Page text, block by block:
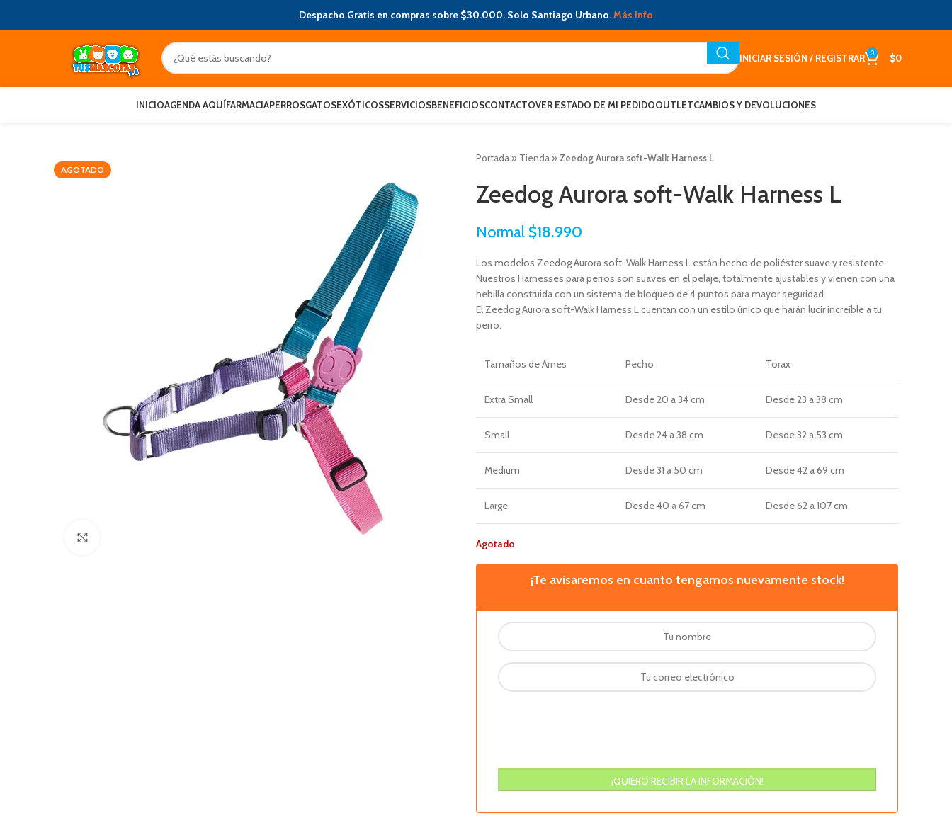
Despacho Gratis en compras sobre $30.000. Solo Santiago Urbano.Más Info
INICIAR SESIÓN / REGISTRAR 0 $0
INICIOAGENDA AQUÍFARMACIAPERROSGATOSEXÓTICOSSERVICIOSBENEFICIOSCONTACTOVER ESTADO DE MI PEDIDOOUTLETCAMBIOS Y DEVOLUCIONES
AGOTADO
Portada » Tienda » Zeedog Aurora soft-Walk Harness L
Zeedog Aurora soft-Walk Harness L
Normal $18.990
Los modelos Zeedog Aurora soft-Walk Harness L están hecho de poliéster suave y resistente.
Nuestros Harnesses para perros son suaves en el pelaje, totalmente ajustables y vienen con una
hebilla construida con un sistema de bloqueo de 4 puntos para mayor seguridad.
El Zeedog Aurora soft-Walk Harness L cuentan con un estilo único que harán lucir increíble a tu
perro.
Tamaños de Arnes Pecho Torax
Extra Small Desde20 a 34 cm Desde23 a 38 cm
Small Desde24 a 38 cm Desde32 a 53 cm
Medium Desde31 a 50 cm Desde42 a 69 cm
Large Desde40 a 67 cm Desde62 a 107 cm
Agotado
¡Te avisaremos en cuanto tengamos nuevamente stock!